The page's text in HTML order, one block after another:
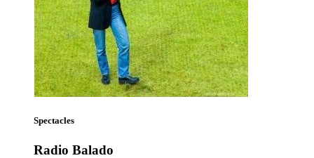
Spectacles
Radio Balado